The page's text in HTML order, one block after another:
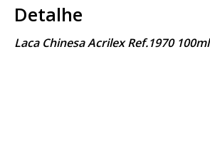
Detalhe
Laca Chinesa Acrilex Ref.1970 100ml